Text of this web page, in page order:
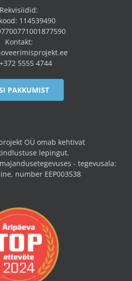
Rekvisiidid:
114539490
Kontakt:
5555 4744
PAKKUMIST
OÜ omab kehtivat
lepingut.
- tegevusala:
number EEP003538